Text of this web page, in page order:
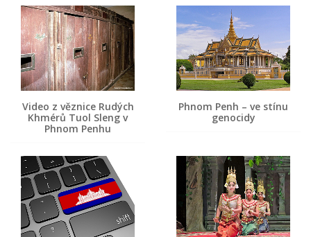
Video z věznice Rudých
Khmérů Tuol Sleng v
Phnom Penhu
Phnom Penh – ve stínu
genocidy